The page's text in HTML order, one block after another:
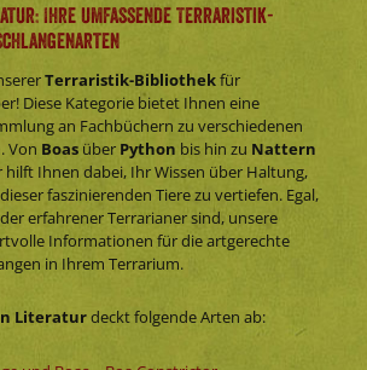
Ihre umfassende Terraristik-
Terraristik-Bibliothekfür
Diese Kategorie bietet Ihnen eine
an Fachbüchern zu verschiedenen
. Von Boas über Python bis hin zu Nattern
Ihnen dabei, Ihr Wissen über Haltung,
faszinierenden Tiere zu vertiefen. Egal,
erfahrener Terrarianer sind, unsere
Informationen für die artgerechte
in Ihrem Terrarium.
Literaturdeckt folgende Arten ab: